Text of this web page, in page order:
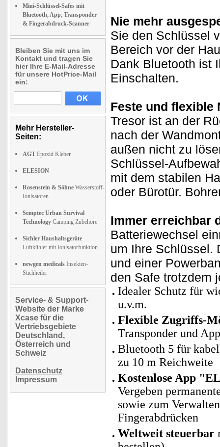
Mini-Schlüssel-Safes mit
Bluetooth, App, Transponder
& Fingerabdruck-Scanner
Bleiben Sie mit uns im
Kontakt und tragen Sie
hier Ihre E-Mail-Adresse
für unsere HotPrice-Mail
ein:
Mehr Hersteller-
Seiten:
AGT Epoxid Kleber
ELESION
Rosenstein & Söhne Wasserstoff-
Ionisatoren
Semptec Urban Survival
Technology Camping Zubehöre
Sichler Haushaltsgeräte
Luftkühler mit Ionisatorfunktion
newgen medicals Insekten-
Stichheiler
Service- & Support-
Website der Marke
Xcase für die
Vertriebsgebiete
Deutschland,
Österreich und
Schweiz
Datenschutz
Impressum
Nie mehr
Sie den Schlüssel
Bereich vor der
Dank Bluetooth ist
Einschalten.
Feste und flexible
Tresor ist an der
nach der
außen nicht zu
Schlüssel-
mit dem stabilen
oder Bürotür.
Immer erreichbar
Batteriewechsel
um Ihre Schlüssel.
und einer
den Safe trotzdem
Idealer Schutz für
u.v.m.
Flexible Zugriffs-
Transponder und App
Bluetooth 5 für
zu 10 m Reichweite
Kostenlose App
Vergeben
sowie zum
Fingerabdrücken
Weltweit steuerbar